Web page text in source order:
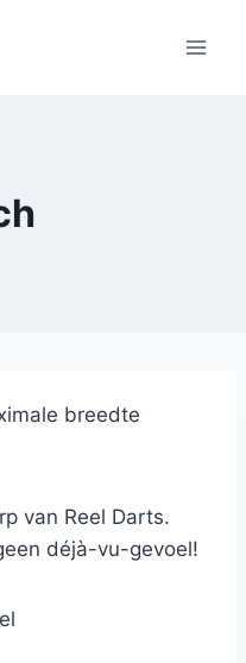
breedte
van Reel Darts.
déjà-vu-gevoel!